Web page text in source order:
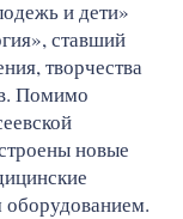
и дети»
ставший
творчества
Помимо
новые